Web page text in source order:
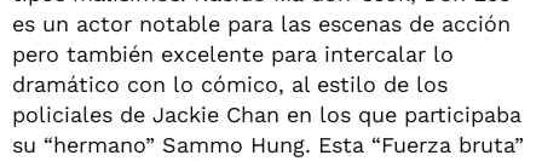
es un actor notable para las escenas de acción
pero también excelente para intercalar lo
dramático con lo cómico, al estilo de los
policiales de Jackie Chan en los que participaba
su “hermano” Sammo Hung. Esta “Fuerza bruta”